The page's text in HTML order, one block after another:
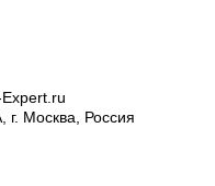
, г. Москва, Россия